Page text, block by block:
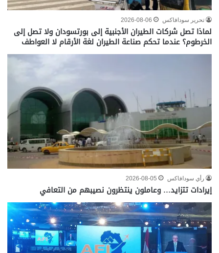
تحرير سودافاكس 2026-08-06
لماذا تصل شركات الطيران الأجنبية إلى بورتسودان ولا تصل إلى
الخرطوم؟ عندما تحكم صناعة الطيران لغة الأرقام لا العواطف
رأي سودافاكس 2026-08-05
إيرادات تتزايد… وعاملون ينتظرون نصيبهم من التعافي